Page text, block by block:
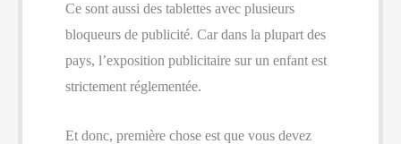
Ce sont aussi des tablettes avec plusieurs
bloqueurs de publicité. Car dans la plupart des
pays, l’exposition publicitaire sur un enfant est
strictement réglementée.
Et donc, première chose est que vous devez